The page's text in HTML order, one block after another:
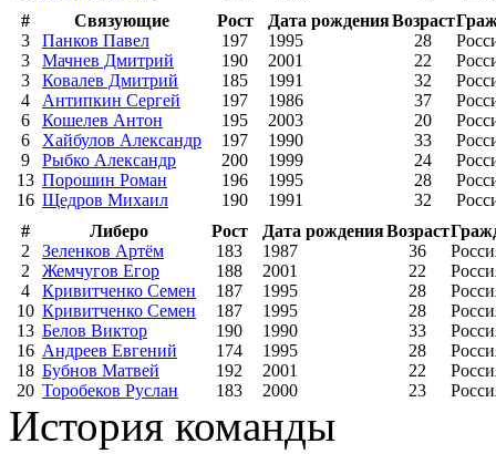
#
Связующие Рост Дата рожденияВозраст
3
Панков Павел 197 1995 28
3
Мачнев Дмитрий 190 2001 22
3
Ковалев Дмитрий 185 1991 32
4
Антипкин Сергей 197 1986 37
6
Кошелев Антон 195 2003 20
6
Хайбулов Александр 197 1990 33
9
Рыбко Александр 200 1999 24
13 Порошин Роман 196 1995 28
16 Щедров Михаил 190 1991 32
#
Либеро Рост Дата рожденияВозраст
2
Зеленков Артём 183 1987 36
2
Жемчугов Егор 188 2001 22
4
Кривитченко Семен 187 1995 28
10 Кривитченко Семен 187 1995 28
13 Белов Виктор 190 1990 33
16 Андреев Евгений 174 1995 28
18 Бубнов Матвей 192 2001 22
20 Торобеков Руслан 183 2000 23
История команды